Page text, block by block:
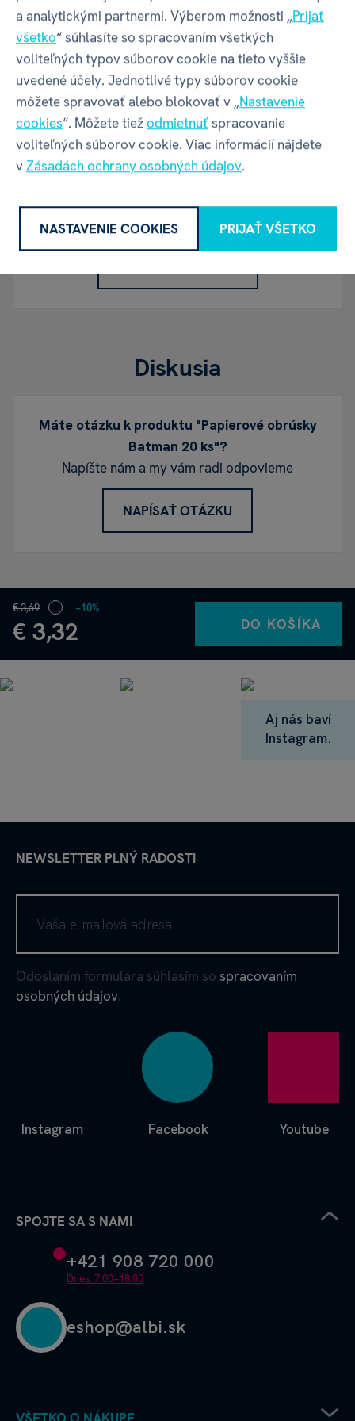
Váha balenia 78 g
Recenzia
Napíšte recenziu a pomôžte ostatným s výberom.
Pravidlá recenzií
Diskusia
Máte otázku k produktu "Papierové obrúsky
Batman 20 ks"?
Napíšte nám a my vám radi odpovieme
NAPÍSAŤ OTÁZKU
€ 3,69
€ 3,32
−10%
DO KOŠÍKA
Aj nás baví
Instagram.
NEWSLETTER PLNÝ RADOSTI
Odoslaním formulára súhlasím so spracovaním
osobných údajov.
Facebook
Instagram Youtube
SPOJTE SA S NAMI
+421 908 720 000
Dnes: 7.00–18.00
eshop@albi.sk
a analytickými partnermi. Výberom možnosti „Prijať
všetko“ súhlasíte so spracovaním všetkých
voliteľných typov súborov cookie na tieto vyššie
uvedené účely. Jednotlivé typy súborov cookie
môžete spravovať alebo blokovať v „Nastavenie
cookies“. Môžete tiežodmietnuťspracovanie
voliteľných súborov cookie. Viac informácií nájdete
vZásadách ochrany osobných údajov.
NASTAVENIE COOKIES PRIJAŤ VŠETKO